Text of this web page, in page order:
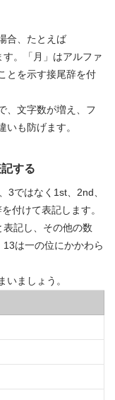
合、たとえば
す。「月」はアルファ
とを示す接尾辞を付
、文字数が増え、フ
いも防げます。
する
3ではなく1st、2nd、
付けて表記します。
表記し、その他の数
は一の位にかかわら
ましょう。